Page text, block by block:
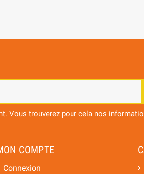
Vous trouverez pour cela nos
COMPTE
Connexion